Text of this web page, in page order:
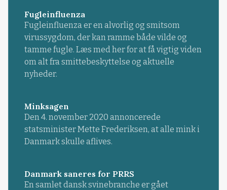
Fugleinfluenza
Fugleinfluenza er en alvorlig og smitsom
virussygdom, der kan ramme både vilde og
tamme fugle. Læs med her for at få vigtig viden
om alt fra smittebeskyttelse og aktuelle
nyheder.
Minksagen
Den 4. november 2020 annoncerede
statsminister Mette Frederiksen, at alle mink i
Danmark skulle aflives.
Danmark saneres for PRRS
En samlet dansk svinebranche er gået